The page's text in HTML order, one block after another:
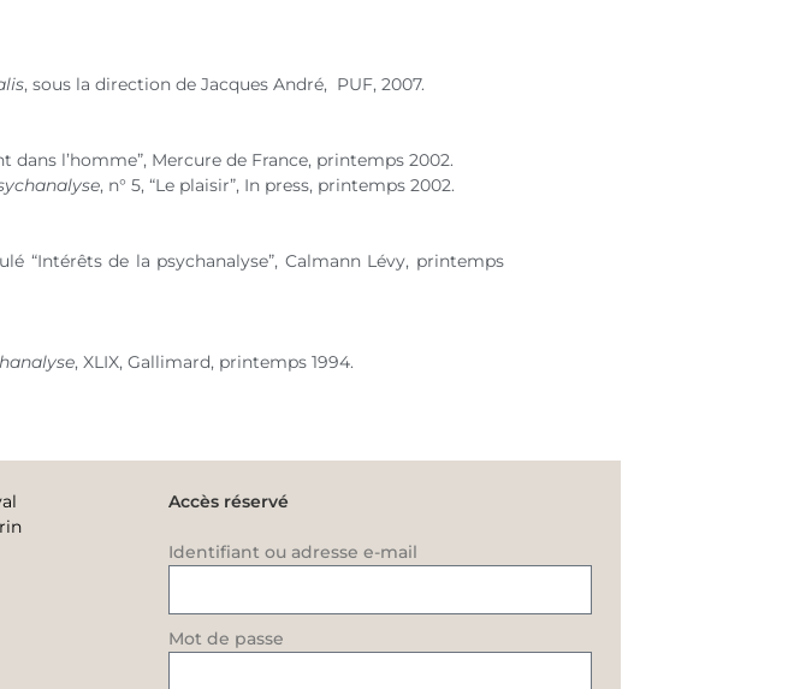
, sous la direction de Jacques André, PUF, 2007.
dans l’homme”, Mercure de France, printemps 2002.
, n° 5, “Le plaisir”, In press, printemps 2002.
“Intérêts de la psychanalyse”, Calmann Lévy, printemps
, XLIX, Gallimard, printemps 1994.
Accès réservé
Identifiant ou adresse e-mail
Mot de passe